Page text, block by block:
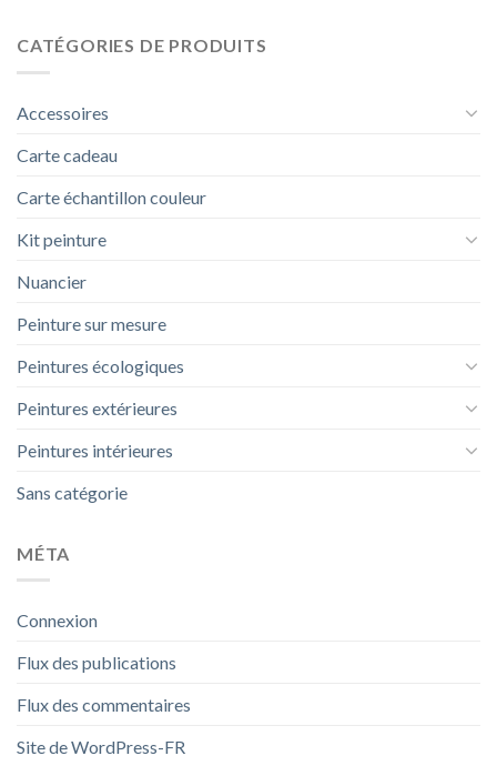
CATÉGORIES DE PRODUITS
Accessoires
Carte cadeau
Carte échantillon couleur
Kit peinture
Nuancier
Peinture sur mesure
Peintures écologiques
Peintures extérieures
Peintures intérieures
Sans catégorie
MÉTA
Connexion
Flux des publications
Flux des commentaires
Site de WordPress-FR